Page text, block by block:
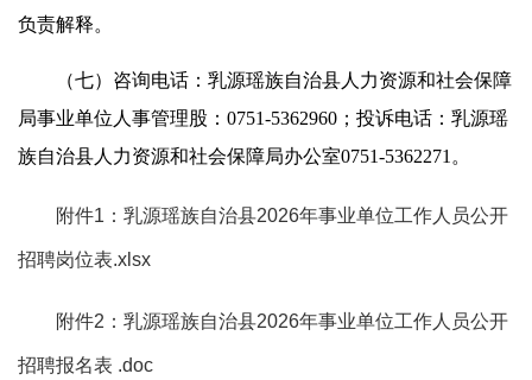
负责解释。
（七）咨询电话：乳源瑶族自治县人力资源和社会保障
局事业单位人事管理股：0751-5362960；投诉电话：乳源瑶
族自治县人力资源和社会保障局办公室0751-5362271。
附件1：乳源瑶族自治县2026年事业单位工作人员公开
招聘岗位表.xlsx
附件2：乳源瑶族自治县2026年事业单位工作人员公开
招聘报名表 .doc